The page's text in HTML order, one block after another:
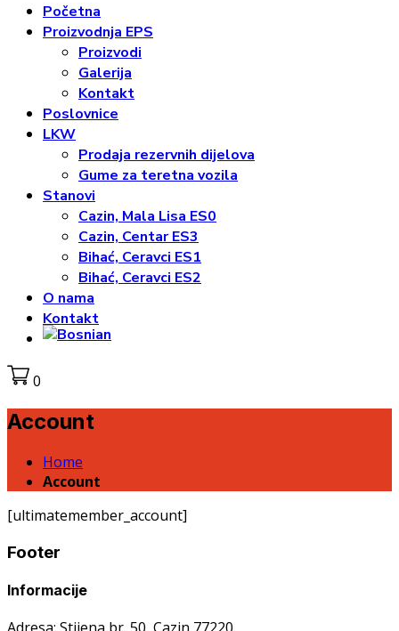
Početna
Proizvodnja EPS
Proizvodi
Galerija
Kontakt
Poslovnice
LKW
Prodaja rezervnih dijelova
Gume za teretna vozila
Stanovi
Cazin, Mala Lisa ES0
Cazin, Centar ES3
Bihać, Ceravci ES1
Bihać, Ceravci ES2
O nama
Kontakt
0
Account
Home
Account
[ultimatemember_account]
Footer
Informacije